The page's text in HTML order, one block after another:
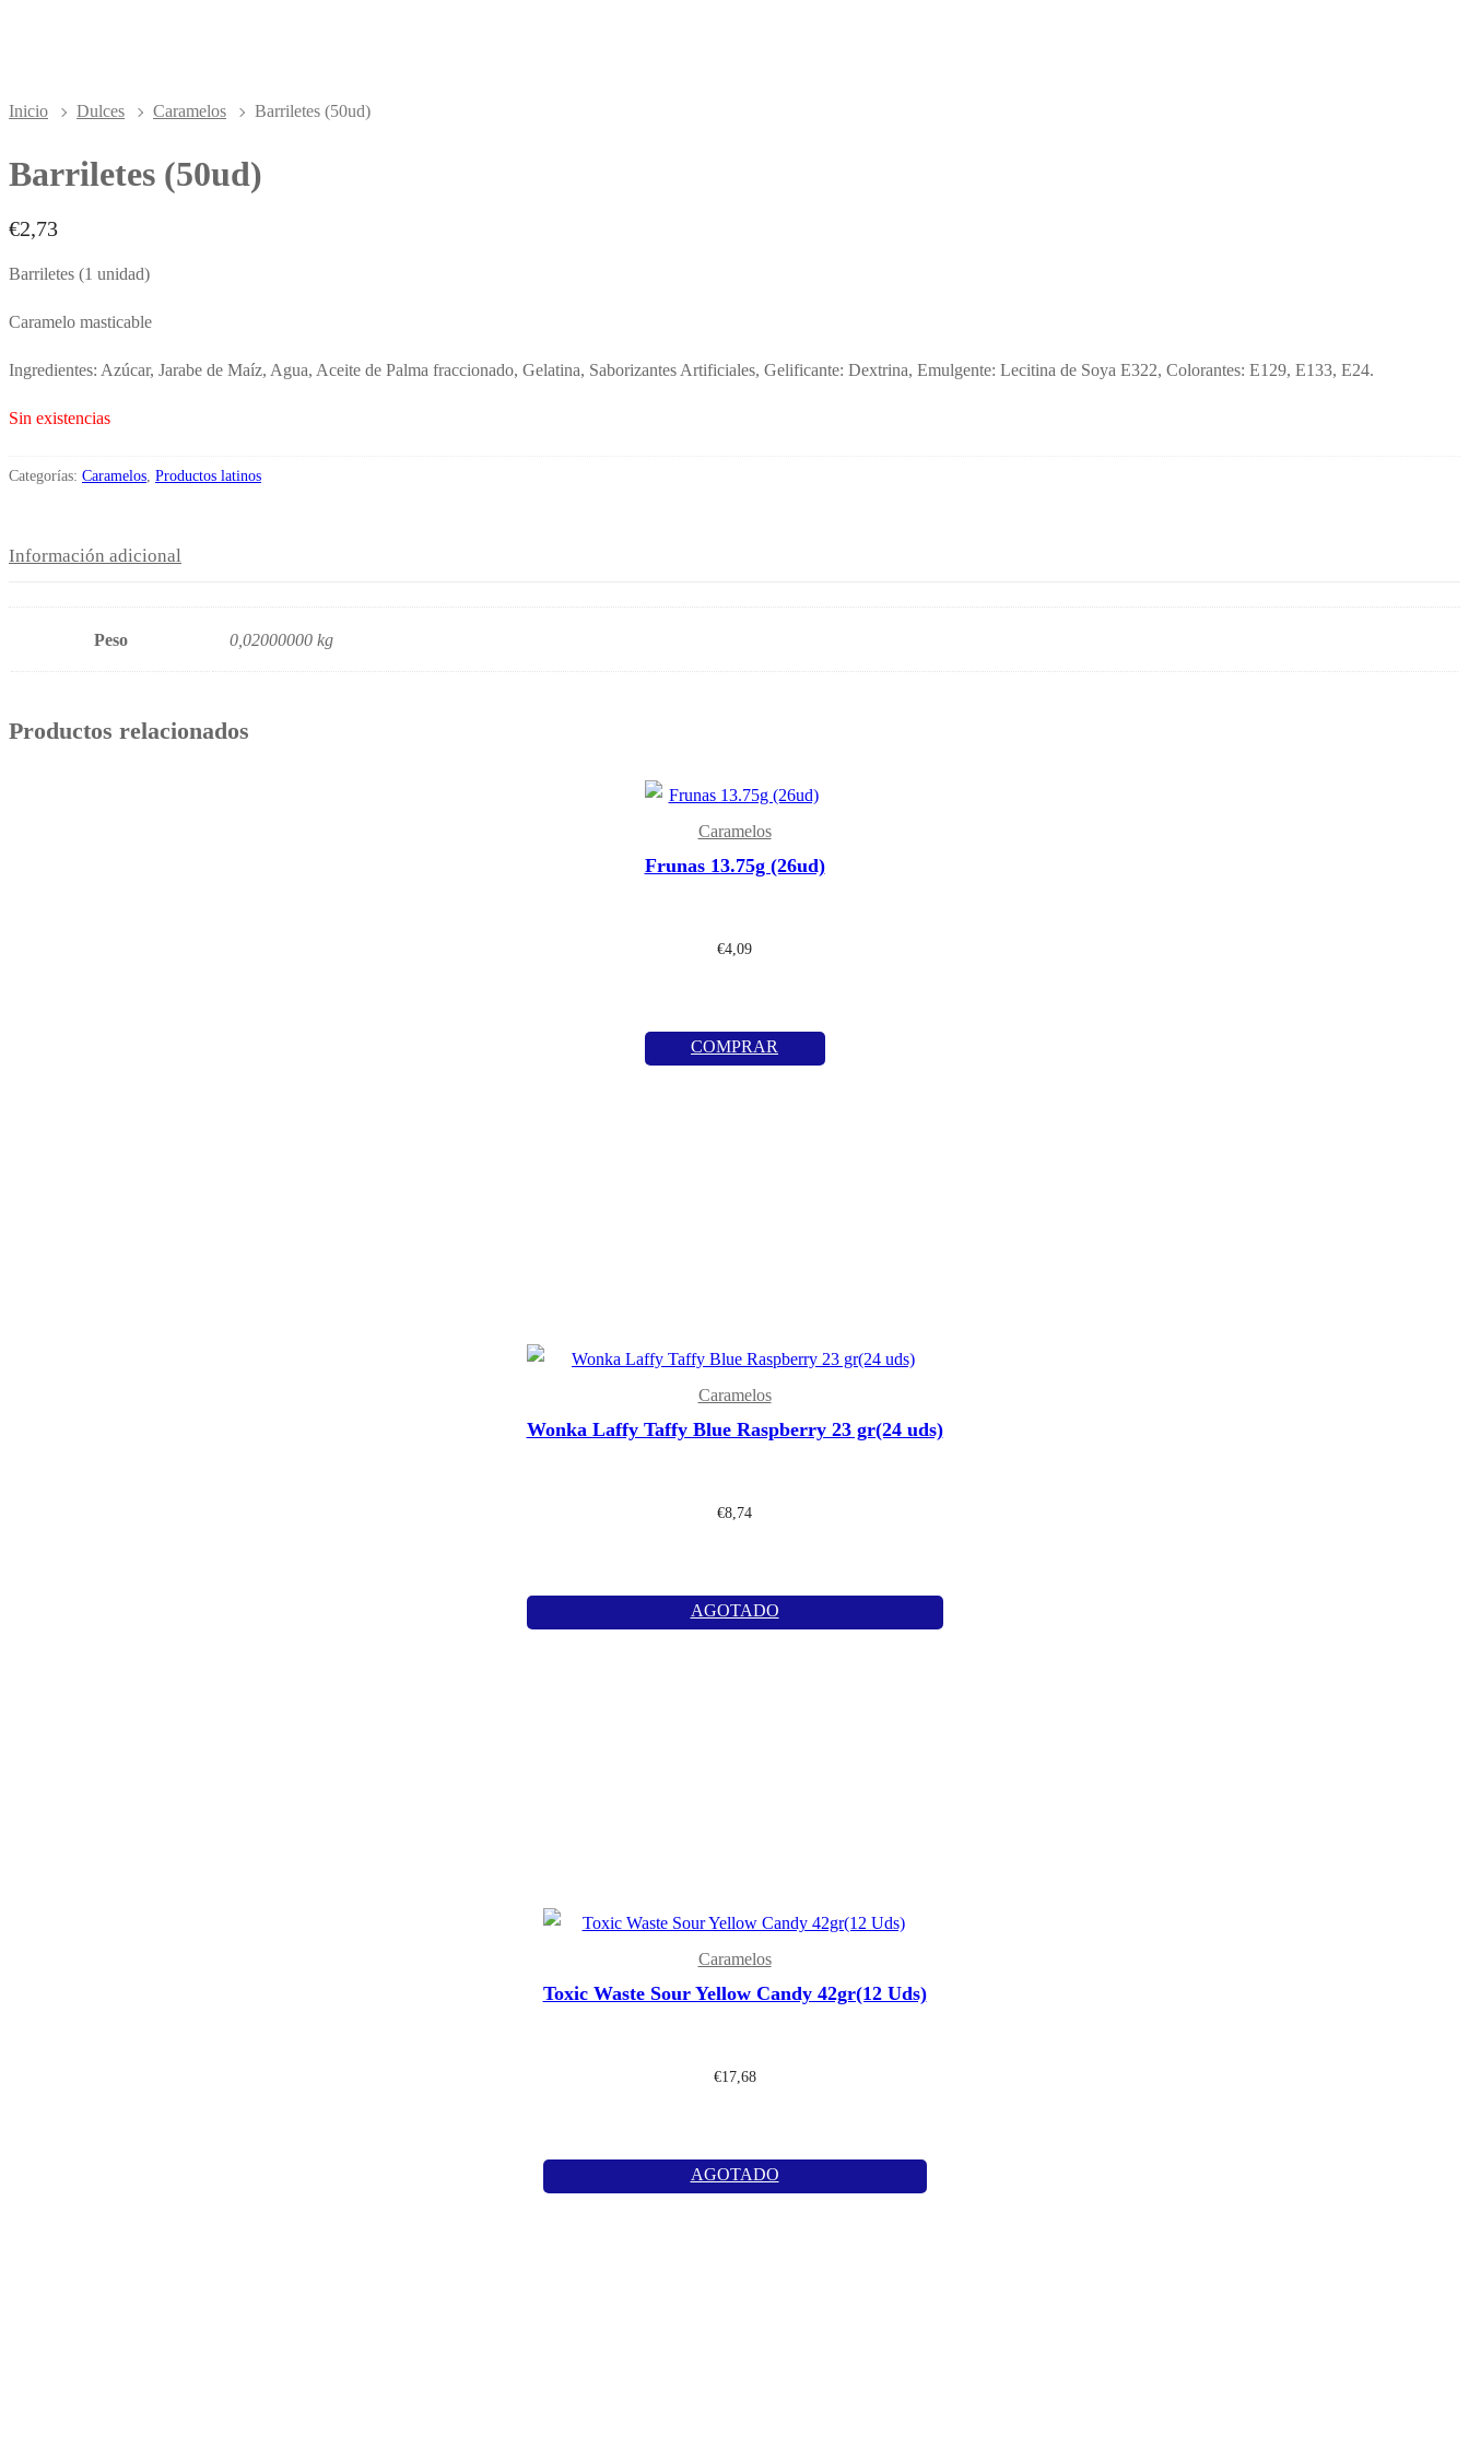
Inicio Dulces Caramelos Barriletes (50ud)
Barriletes (50ud)
€2,73
Barriletes (1 unidad)
Caramelo masticable
Ingredientes: Azúcar, Jarabe de Maíz, Agua, Aceite de Palma fraccionado, Gelatina, Saborizantes Artificiales, Gelificante: Dextrina, Emulgente: Lecitina de Soya E322, Colorantes: E129, E133, E24.
Sin existencias
Categorías: Caramelos Productos latinos
Información adicional
Peso 0,02000000 kg
Productos relacionados
Caramelos
Frunas 13.75g (26ud)
€4,09
COMPRAR
Caramelos
Wonka Laffy Taffy Blue Raspberry 23 gr(24 uds)
€8,74
AGOTADO
Caramelos
Toxic Waste Sour Yellow Candy 42gr(12 Uds)
€17,68
AGOTADO